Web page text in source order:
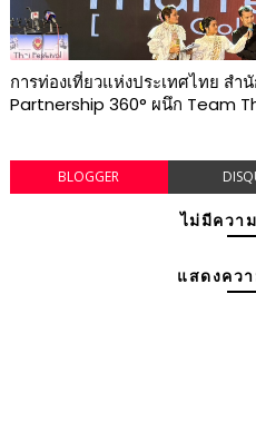
การท่องเที่ยวแห่งประเทศไทย ส
Partnership 360° ผนึก Team
BLOGGER
ไม่มีควา
แสดงคว